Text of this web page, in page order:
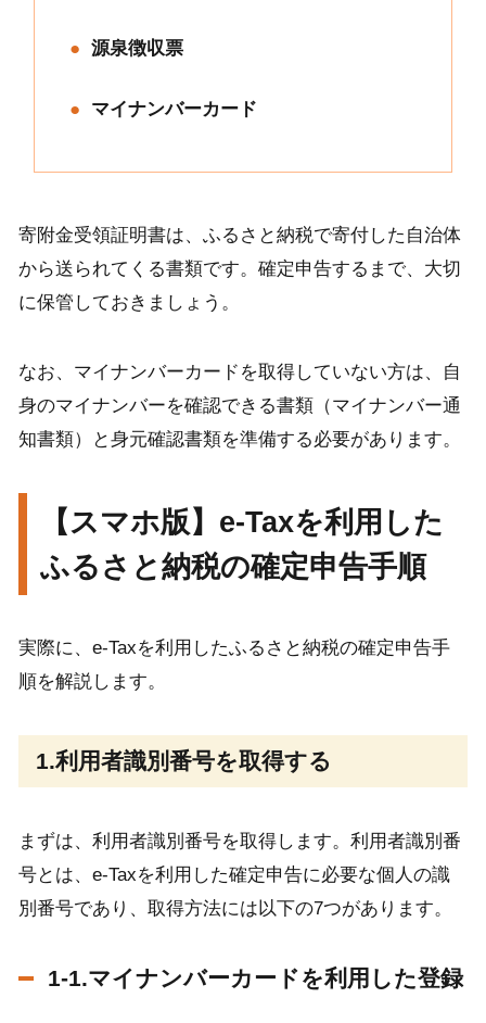
源泉徴収票
マイナンバーカード
寄附金受領証明書は、ふるさと納税で寄付した自治体
から送られてくる書類です。確定申告するまで、大切
に保管しておきましょう。
なお、マイナンバーカードを取得していない方は、自
身のマイナンバーを確認できる書類（マイナンバー通
知書類）と身元確認書類を準備する必要があります。
【スマホ版】e-Taxを利用した
ふるさと納税の確定申告手順
実際に、e-Taxを利用したふるさと納税の確定申告手
順を解説します。
1.利用者識別番号を取得する
まずは、利用者識別番号を取得します。利用者識別番
号とは、e-Taxを利用した確定申告に必要な個人の識
別番号であり、取得方法には以下の7つがあります。
1-1.マイナンバーカードを利用した登録